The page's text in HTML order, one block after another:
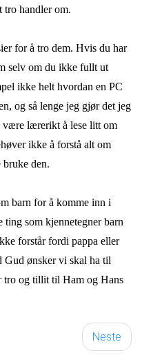
tro handler om.
for å tro dem. Hvis du har
selv om du ikke fullt ut
ikke helt hvordan en PC
og så lenge jeg gjør det jeg
lærerikt å lese litt om
ikke å forstå alt om
den.
barn for å komme inn i
som kjennetegner barn
forstår fordi pappa eller
Gud ønsker vi skal ha til
tro og tillit til Ham og Hans
Neste